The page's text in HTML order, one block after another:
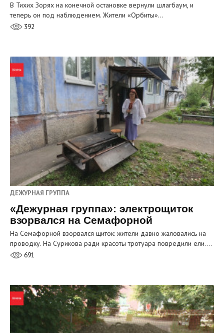
В Тихих Зорях на конечной остановке вернули шлагбаум, и
теперь он под наблюдением. Жители «Орбиты»…
392
ДЕЖУРНАЯ ГРУППА
«Дежурная группа»: электрощиток
взорвался на Семафорной
На Семафорной взорвался щиток: жители давно жаловались на
проводку. На Сурикова ради красоты тротуара повредили ели.…
691